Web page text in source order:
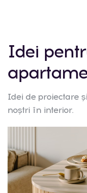
Idei
Idei de proiectare
noștri în interior.